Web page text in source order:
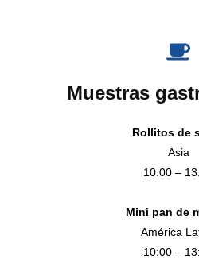
Muestras
Rollitos de
Asia
10:00 –
Mini pan de
América
10:00 –